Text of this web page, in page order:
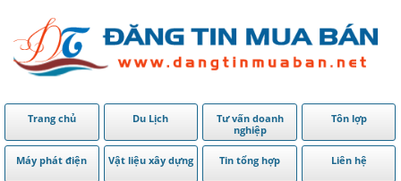
Trang chủ Du Lịch
Tư vấn doanh
nghiệp
Tôn lợp
Máy phát điện Vật liệu xây dựng Tin tổng hợp Liên hệ